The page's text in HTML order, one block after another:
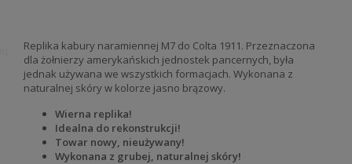
Replika kabury naramiennej M7 do Colta 1911. Przeznaczona
dla żołnierzy amerykańskich jednostek pancernych, była
jednak używana we wszystkich formacjach. Wykonana z
naturalnej skóry w kolorze jasno brązowy.
Wierna replika!
Idealna do rekonstrukcji!
Towar nowy, nieużywany!
Wykonana z grubej, naturalnej skóry!